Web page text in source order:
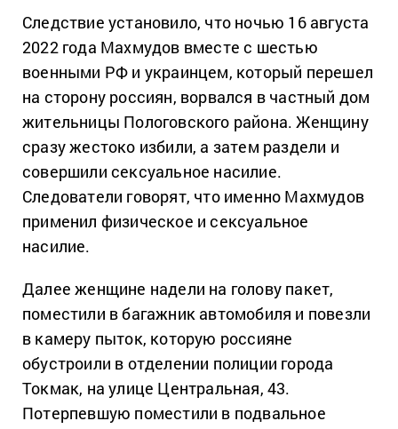
Следствие установило, что ночью 16 августа
2022 года Махмудов вместе с шестью
военными РФ и украинцем, который перешел
на сторону россиян, ворвался в частный дом
жительницы Пологовского района. Женщину
сразу жестоко избили, а затем раздели и
совершили сексуальное насилие.
Следователи говорят, что именно Махмудов
применил физическое и сексуальное
насилие.
Далее женщине надели на голову пакет,
поместили в багажник автомобиля и повезли
в камеру пыток, которую россияне
обустроили в отделении полиции города
Токмак, на улице Центральная, 43.
Потерпевшую поместили в подвальное